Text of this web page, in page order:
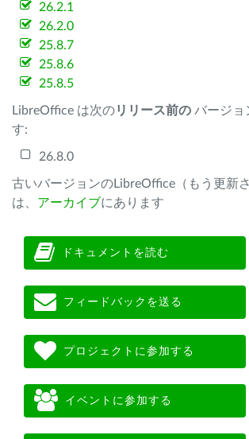
26.2.1
26.2.0
25.8.7
25.8.6
25.8.5
LibreOffice は次のリリース前の バージョ
す:
26.8.0
古いバージョンのLibreOffice（もう更新
は、 アーカイブにあります
ドキュメントを読む
フィードバックを送る
プロジェクトに参加する
イベントに参加する